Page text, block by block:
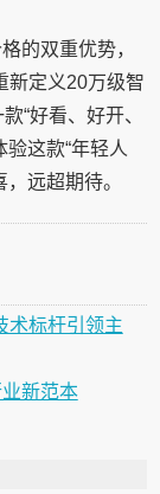
的双重优势，
新定义20万级智
“好看、好开、
这款“年轻人
远超期待。
术标杆引领主
新范本